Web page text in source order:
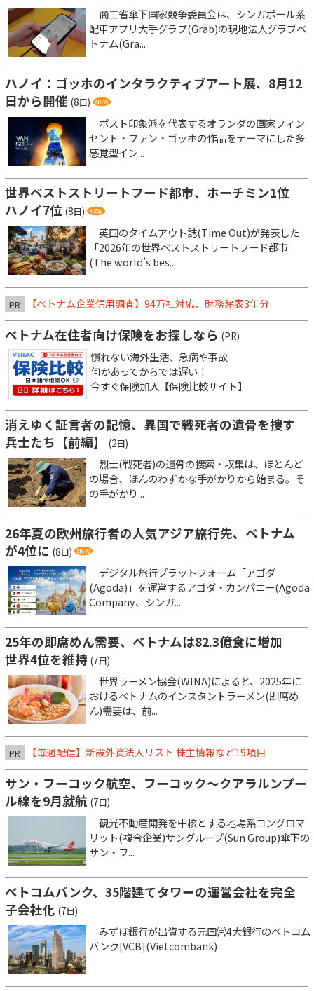
商工省傘下国家競争委員会は、シンガポール系
配車アプリ大手グラブ(Grab)の現地法人グラブベ
トナム(Gra...
ハノイ：ゴッホのインタラクティブアート展、8月12
日から開催 (8日)
ポスト印象派を代表するオランダの画家フィン
セント・ファン・ゴッホの作品をテーマにした多
感覚型イン...
世界ベストストリートフード都市、ホーチミン1位
ハノイ7位 (8日)
英国のタイムアウト誌(Time Out)が発表した
「2026年の世界ベストストリートフード都市
(The world’s bes...
PR 【ベトナム企業信用調査】94万社対応、財務諸表3年分
ベトナム在住者向け保険をお探しなら (PR)
慣れない海外生活、急病や事故
何かあってからでは遅い！
今すぐ保険加入【保険比較サイト】
消えゆく証言者の記憶、異国で戦死者の遺骨を捜す
兵士たち【前編】
(2日)
烈士(戦死者)の遺骨の捜索・収集は、ほとんど
の場合、ほんのわずかな手がかりから始まる。そ
の手がかり...
26年夏の欧州旅行者の人気アジア旅行先、ベトナム
が4位に (8日)
デジタル旅行プラットフォーム「アゴダ
(Agoda)」を運営するアゴダ・カンパニー(Agoda
Company、シンガ...
25年の即席めん需要、ベトナムは82.3億食に増加
世界4位を維持 (7日)
世界ラーメン協会(WINA)によると、2025年に
おけるベトナムのインスタントラーメン(即席め
ん)需要は、前...
PR 【毎週配信】新設外資法人リスト 株主情報など19項目
サン・フーコック航空、フーコック～クアラルンプー
ル線を9月就航 (7日)
観光不動産開発を中核とする地場系コングロマ
リット(複合企業)サングループ(Sun Group)傘下の
サン・フ...
ベトコムバンク、35階建てタワーの運営会社を完全
子会社化 (7日)
みずほ銀行が出資する元国営4大銀行のベトコム
バンク[VCB](Vietcombank)